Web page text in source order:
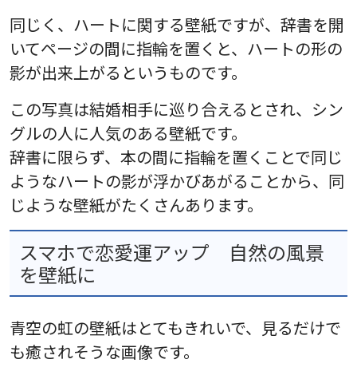
同じく、ハートに関する壁紙ですが、辞書を開
いてページの間に指輪を置くと、ハートの形の
影が出来上がるというものです。
この写真は結婚相手に巡り合えるとされ、シン
グルの人に人気のある壁紙です。
辞書に限らず、本の間に指輪を置くことで同じ
ようなハートの影が浮かびあがることから、同
じような壁紙がたくさんあります。
スマホで恋愛運アップ 自然の風景
を壁紙に
青空の虹の壁紙はとてもきれいで、見るだけで
も癒されそうな画像です。